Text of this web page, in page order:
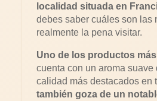
localidad situada en
debes saber cuáles son las
realmente la pena visitar.
Uno de los productos
cuenta con un aroma
calidad más destacados
también goza de un